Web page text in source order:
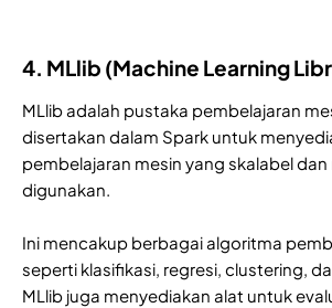
4. MLlib (Machine Learning
MLlib adalah pustaka pembelajaran
disertakan dalam Spark untuk
pembelajaran mesin yang skalabel
digunakan.
Ini mencakup berbagai algoritma
seperti klasifikasi, regresi, clustering,
MLlib juga menyediakan alat untuk